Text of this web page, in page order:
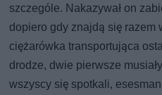
szczególe. Nakazywał on
dopiero gdy znajdą się razem
ciężarówka transportująca
drodze, dwie pierwsze
wszyscy się spotkali,